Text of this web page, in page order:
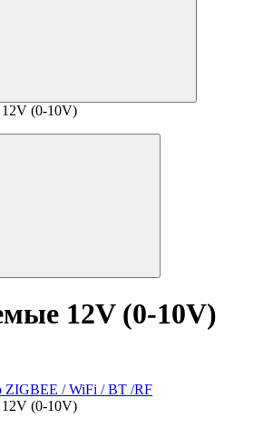
(0-10V)
12V (0-10V)
ZIGBEE / WiFi / BT /RF
(0-10V)